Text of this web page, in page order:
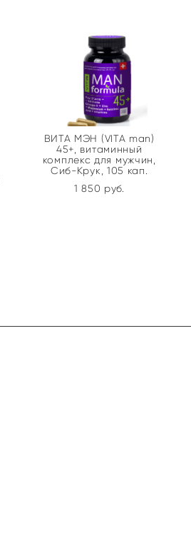
ВИТА МЭН (VITA man)
45+, витаминный
комплекс для мужчин,
Сиб-Крук, 105 кап.
1 850 pуб.